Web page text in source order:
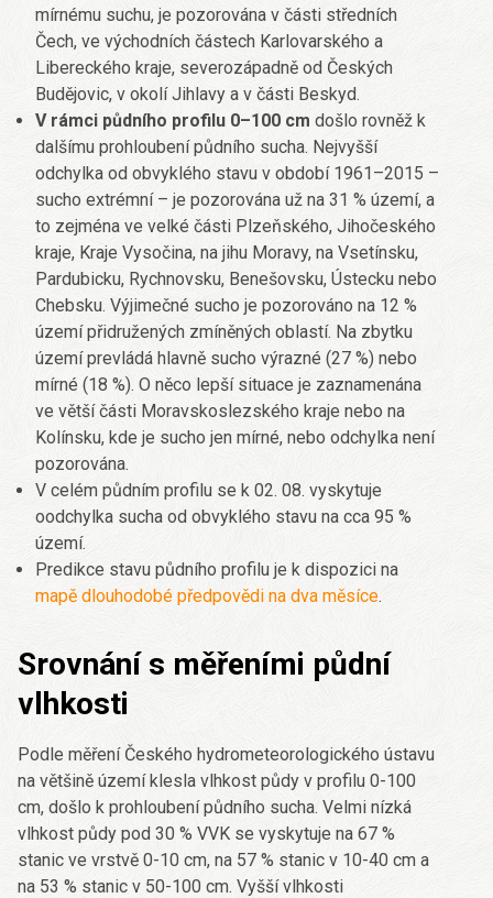
mírnému suchu, je pozorována v části středních
Čech, ve východních částech Karlovarského a
Libereckého kraje, severozápadně od Českých
Budějovic, v okolí Jihlavy a v části Beskyd.
V rámci půdního profilu 0–100 cm došlo rovněž k
dalšímu prohloubení půdního sucha. Nejvyšší
odchylka od obvyklého stavu v období 1961–2015 –
sucho extrémní – je pozorována už na 31 % území, a
to zejména ve velké části Plzeňského, Jihočeského
kraje, Kraje Vysočina, na jihu Moravy, na Vsetínsku,
Pardubicku, Rychnovsku, Benešovsku, Ústecku nebo
Chebsku. Výjimečné sucho je pozorováno na 12 %
území přidružených zmíněných oblastí. Na zbytku
území prevládá hlavně sucho výrazné (27 %) nebo
mírné (18 %). O něco lepší situace je zaznamenána
ve větší části Moravskoslezského kraje nebo na
Kolínsku, kde je sucho jen mírné, nebo odchylka není
pozorována.
V celém půdním profilu se k 02. 08. vyskytuje
oodchylka sucha od obvyklého stavu na cca 95 %
území.
Predikce stavu půdního profilu je k dispozici na
mapě dlouhodobé předpovědi na dva měsíce.
Srovnání s měřeními půdní
vlhkosti
Podle měření Českého hydrometeorologického ústavu
na většině území klesla vlhkost půdy v profilu 0-100
cm, došlo k prohloubení půdního sucha. Velmi nízká
vlhkost půdy pod 30 % VVK se vyskytuje na 67 %
stanic ve vrstvě 0-10 cm, na 57 % stanic v 10-40 cm a
na 53 % stanic v 50-100 cm. Vyšší vlhkosti